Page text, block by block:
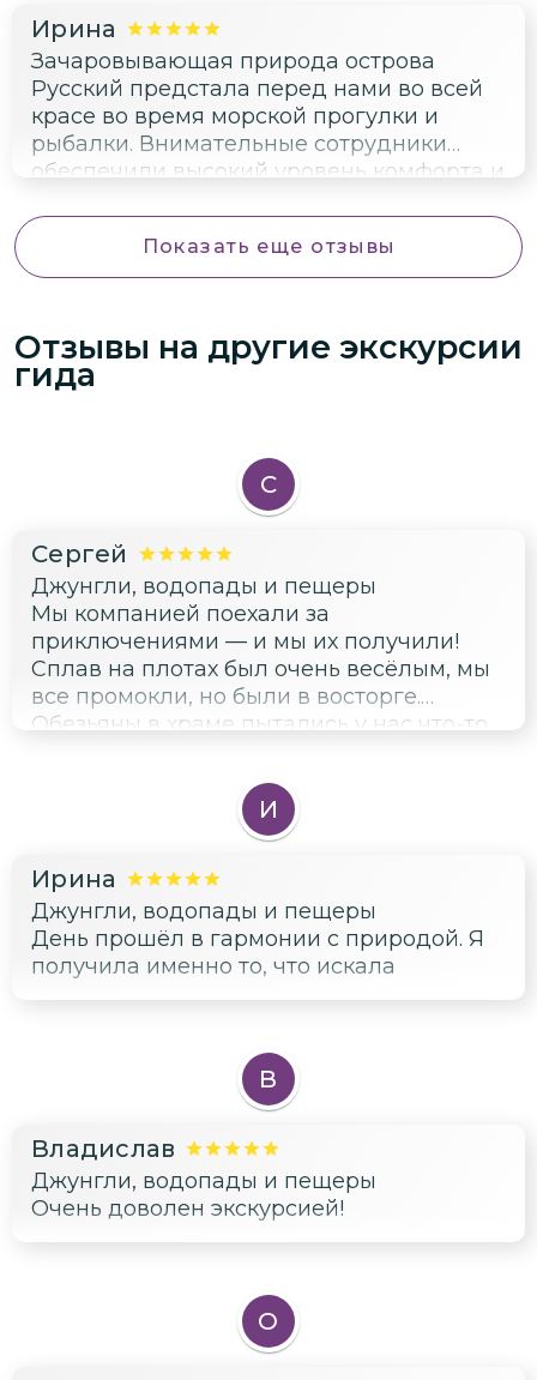
Ирина
Зачаровывающая природа острова
Русский предстала перед нами во всей
красе во время морской прогулки и
рыбалки. Внимательные сотрудники
обеспечили высокий уровень комфорта и
Показать еще отзывы
Отзывы на другие экскурсии
гида
С
Сергей
Джунгли, водопады и пещеры
Мы компанией поехали за
приключениями — и мы их получили!
Сплав на плотах был очень весёлым, мы
все промокли, но были в восторге.
Обезьяны в храме пытались у нас что-то
отличный активный день с друзьями,
много смеха и классных воспоминаний
И
Ирина
Джунгли, водопады и пещеры
День прошёл в гармонии с природой. Я
получила именно то, что искала
В
Владислав
Джунгли, водопады и пещеры
Очень доволен экскурсией!
О